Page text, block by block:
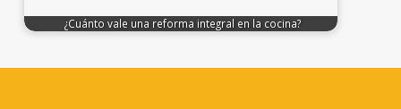
¿Cuánto vale una reforma integral en la cocina?